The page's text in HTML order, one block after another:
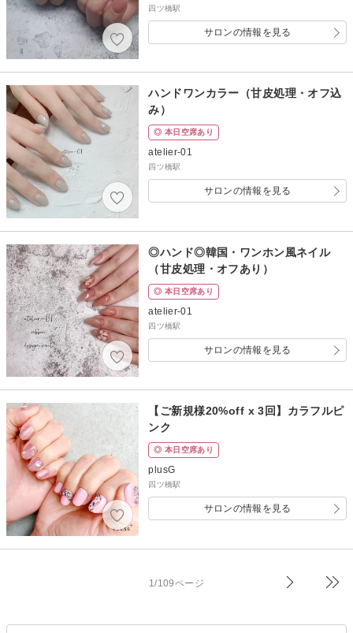
四ツ橋駅
サロンの情報を見る
ハンドワンカラー（甘皮処理・オフ込
み）
◎ 本日空席あり
atelier-01
四ツ橋駅
サロンの情報を見る
◎ハンド◎韓国・ワンホン風ネイル
（甘皮処理・オフあり）
◎ 本日空席あり
atelier-01
四ツ橋駅
サロンの情報を見る
【ご新規様20%off x 3回】カラフルピ
ンク
◎ 本日空席あり
plusG
四ツ橋駅
サロンの情報を見る
1/109ページ